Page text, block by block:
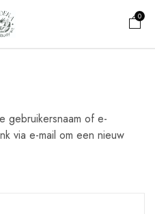
0
gebruikersnaam of e-
via e-mail om een nieuw